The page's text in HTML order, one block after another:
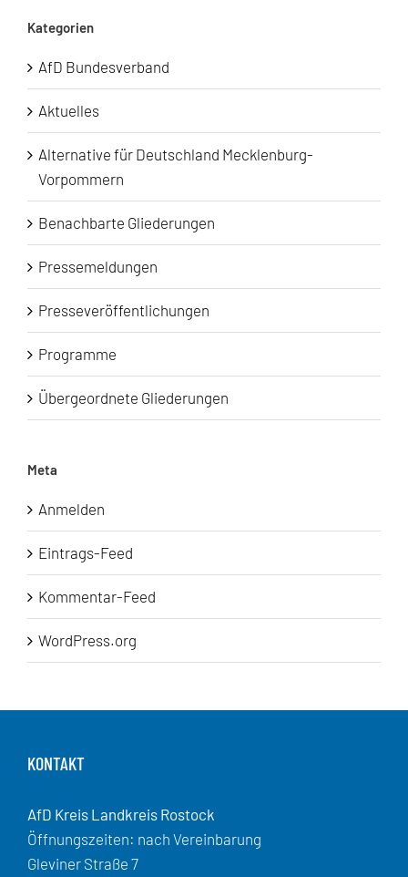
Kategorien
AfD Bundesverband
Aktuelles
Alternative für Deutschland Mecklenburg-
Vorpommern
Benachbarte Gliederungen
Pressemeldungen
Presseveröffentlichungen
Programme
Übergeordnete Gliederungen
Meta
Anmelden
Eintrags-Feed
Kommentar-Feed
WordPress.org
KONTAKT
AfD Kreis Landkreis Rostock
Öffnungszeiten: nach Vereinbarung
Gleviner Straße 7